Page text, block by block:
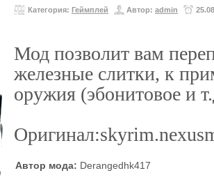
Категория: Геймплей Автор: admin
Мод позволит вам
железные слитки, к
оружия (эбонитовое и
Автор мода: Derangedhk417